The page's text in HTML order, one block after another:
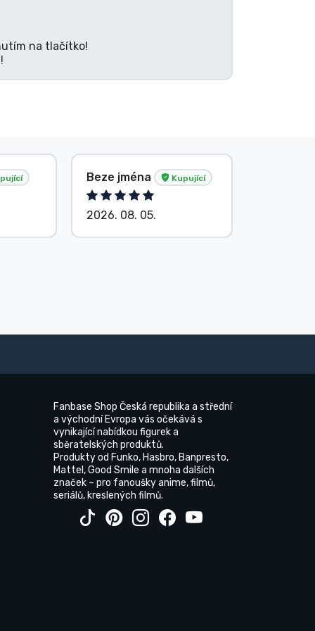
na tlačítko!
Beze jména Kupující
2026. 08. 05.
Fanbase Shop Česká republika a střední
a východní Evropa vás očekává s
vynikající nabídkou figurek a
sběratelských produktů.
Produkty od Funko, Hasbro, Banpresto,
Mattel, Good Smile a mnoha dalších
značek – pro fanoušky anime, filmů,
seriálů, kreslených filmů.